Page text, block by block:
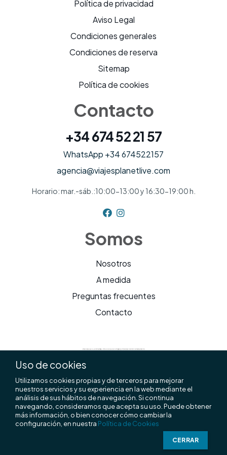
Política de privacidad
Aviso Legal
Condiciones generales
Condiciones de reserva
Sitemap
Política de cookies
Contacto
+34 674 52 21 57
WhatsApp +34 674522157
agencia@viajesplanetlive.com
Horario: mar.-sáb.:10:00-13:00 y 16:30-19:00 h.
Somos
Nosotros
A medida
Preguntas frecuentes
Contacto
FUE-2024-03690644
Uso de cookies
Utilizamos cookies propias y de terceros para mejorar
nuestros servicios y su experiencia en la web mediante el
análisis de sus hábitos de navegación. Si continua
navegando, consideramos que acepta su uso. Puede obtener
más información, o bien conocer cómo cambiar la
configuración, en nuestra Política de Cookies
CERRAR